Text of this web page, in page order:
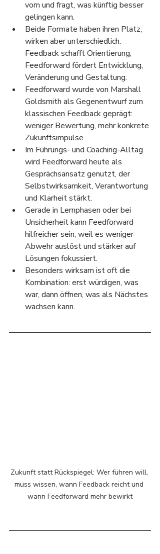
vorn und fragt, was künftig besser
gelingen kann.
Beide Formate haben ihren Platz,
wirken aber unterschiedlich:
Feedback schafft Orientierung,
Feedforward fördert Entwicklung,
Veränderung und Gestaltung.
Feedforward wurde von Marshall
Goldsmith als Gegenentwurf zum
klassischen Feedback geprägt:
weniger Bewertung, mehr konkrete
Zukunftsimpulse.
Im Führungs- und Coaching-Alltag
wird Feedforward heute als
Gesprächsansatz genutzt, der
Selbstwirksamkeit, Verantwortung
und Klarheit stärkt.
Gerade in Lernphasen oder bei
Unsicherheit kann Feedforward
hilfreicher sein, weil es weniger
Abwehr auslöst und stärker auf
Lösungen fokussiert.
Besonders wirksam ist oft die
Kombination: erst würdigen, was
war, dann öffnen, was als Nächstes
wachsen kann.
Zukunft statt Rückspiegel: Wer führen will,
muss wissen, wann Feedback reicht und
wann Feedforward mehr bewirkt